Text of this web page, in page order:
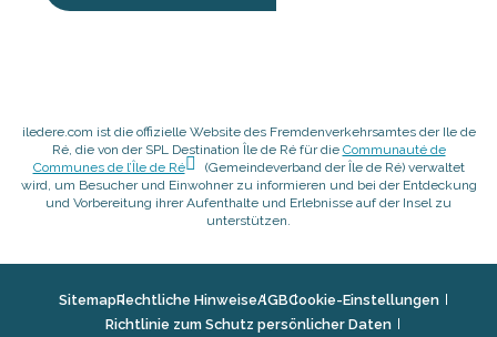
iledere.com ist die offizielle Website des Fremdenverkehrsamtes der Ile de
Ré, die von der SPL Destination Île de Ré für die Communauté de
Communes de l’Île de Ré
(Gemeindeverband der Île de Ré) verwaltet
wird, um Besucher und Einwohner zu informieren und bei der Entdeckung
und Vorbereitung ihrer Aufenthalte und Erlebnisse auf der Insel zu
unterstützen.
SitemapRechtliche HinweiseAGBCookie-Einstellungen
Richtlinie zum Schutz persönlicher Daten